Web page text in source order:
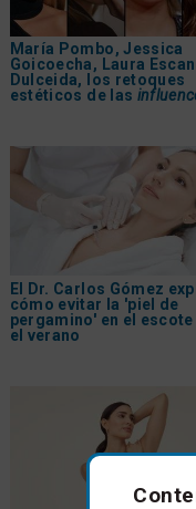
María Pombo, Jessica
Goicoecha, Laura
Dulceida, los retoques
estéticos de las
El Dr. Carlos Gómez
cómo evitar la 'piel de
pergamino' en el
el verano